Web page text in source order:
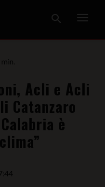
min.
Acli e Acli
Catanzaro
è